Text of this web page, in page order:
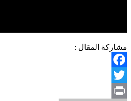
مشاركة المقال :
Facebook
Twitter